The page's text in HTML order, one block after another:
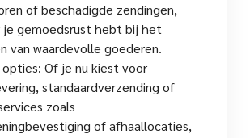
of beschadigde zendingen,
je gemoedsrust hebt bij het
van waardevolle goederen.
Of je nu kiest voor
standaardverzending of
zoals
of afhaallocaties,